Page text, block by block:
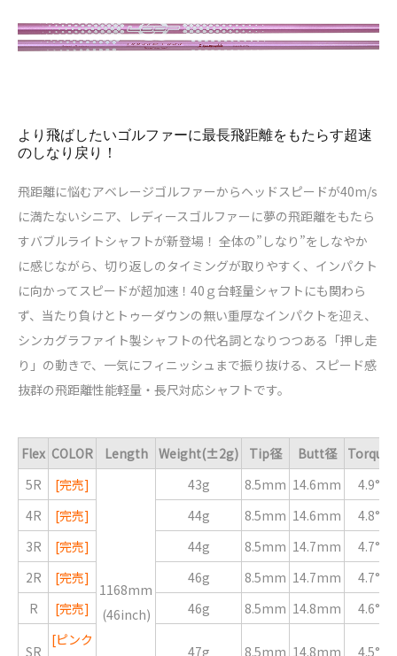
より飛ばしたいゴルファーに最長飛距離をもたらす超速
のしなり戻り！
飛距離に悩むアベレージゴルファーからヘッドスピードが40m/s
に満たないシニア、レディースゴルファーに夢の飛距離をもたら
すバブルライトシャフトが新登場！ 全体の”しなり”をしなやか
に感じながら、切り返しのタイミングが取りやすく、インパクト
に向かってスピードが超加速！40ｇ台軽量シャフトにも関わら
ず、当たり負けとトゥーダウンの無い重厚なインパクトを迎え、
シンカグラファイト製シャフトの代名詞となりつつある「押し走
り」の動きで、一気にフィニッシュまで振り抜ける、スピード感
抜群の飛距離性能軽量・長尺対応シャフトです。
Flex COLOR Length Weight(±2g) Tip径 Butt径 Torque
5R
[完売]
1168mm
(46inch)
43g 8.5mm 14.6mm
4.9°
4R
[完売] 44g 8.5mm 14.6mm
4.8°
3R
[完売] 44g 8.5mm 14.7mm
4.7°
2R
[完売] 46g 8.5mm 14.7mm
4.7°
R
[完売] 46g 8.5mm 14.8mm 4.6°
SR
[ピンク
47g 8.5mm 14.8mm 4.5°